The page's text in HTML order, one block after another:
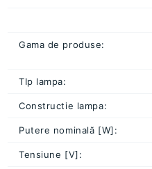
Gama de produse:
TIp lampa:
Constructie lampa:
Putere nominală [W]:
Tensiune [V]: